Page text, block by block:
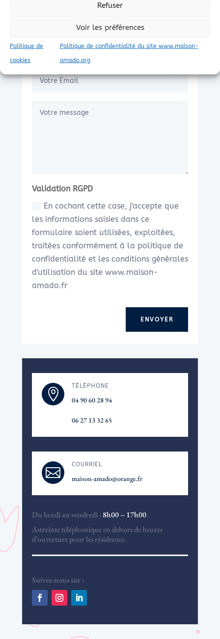
Refuser
Voir les préférences
Politique de
cookies
Politique de confidentialité du site www.maison-
amado.org
Validation RGPD
En cochant cette case, j'accepte que
les informations saisies dans ce
formulaire soient utilisées, exploitées,
traitées conformément à la politique de
confidentialité et les conditions générales
d'utilisation du site www.maison-
amado.fr
ENVOYER

TÉLÉPHONE
04 90 60 28 94
06 27 13 32 65

COURRIEL
maison-amado@orange.fr
Du lundi au vendredi : 8h00 – 17h00
Astreinte téléphonique en dehors de heures
d’ouverture pour les résidentes.
Suivez-nous sur :